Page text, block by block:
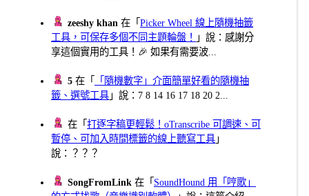
zeeshy khan 在「Picker Wheel 線上隨機抽籤
工具，可保存多個不同主題輪盤！
」說：感謝分
享這個實用的工具！🎉 如果有需要波...
5 在「
「隨機數字」介面簡單好看的隨機抽
籤、選號工具 」說：7 8 14 16 17 18 20 2...
在「打逐字稿更輕鬆！oTranscribe 可調速、可
暫停、可加入時間標籤的線上聽寫工具 」
說：？？？
SongFromLink 在「 SoundHound 用「哼歌」